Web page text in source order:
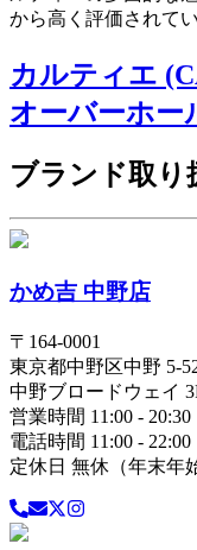
から高く評価されてい
カルティエ
オーバーホー
ブランド取り
かめ吉 中野店
〒 164-0001
東京都中野区中野 5-
中野ブロードウェイ
営業時間 11:00 - 20:30
電話時間 11:00 - 22:00
定休日 無休（年末年